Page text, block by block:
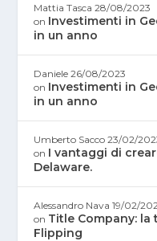
Mattia Tasca 28/08/2023
on Investimenti in
in un anno
Daniele 26/08/2023
on Investimenti in
in un anno
Umberto Sacco 23/02/
on I vantaggi di
Delaware.
Alessandro Nava 19/02/
on Title Company: la
Flipping